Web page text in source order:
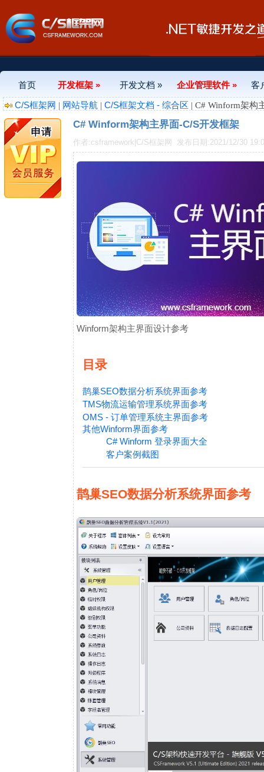
首页 开发框架 » 开发文档 » 企业管理软件 »
客
C/S框架网 | 网站导航 | C/S框架文档 - 综合区 | C# Winform架构
C# Winform架构主界面-C/S开发框架
作者:csframework|C/S框架网 发布日期:2021/12/30
Winform架构主界面设计参考
目录
鹊巢SEO数据分析系统界面参考
TMS物流运输管理系统界面参考
OMS - 订单管理系统主界面参考
其他Winform界面参考
C# Winform 登录界面大全
客户案例截图
鹊巢SEO数据分析系统界面参考